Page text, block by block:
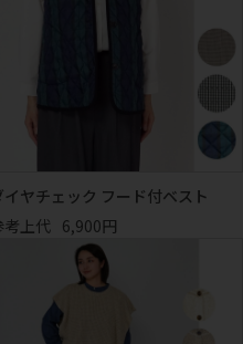
イヤチェック フード付ベスト
考上代 6,900円